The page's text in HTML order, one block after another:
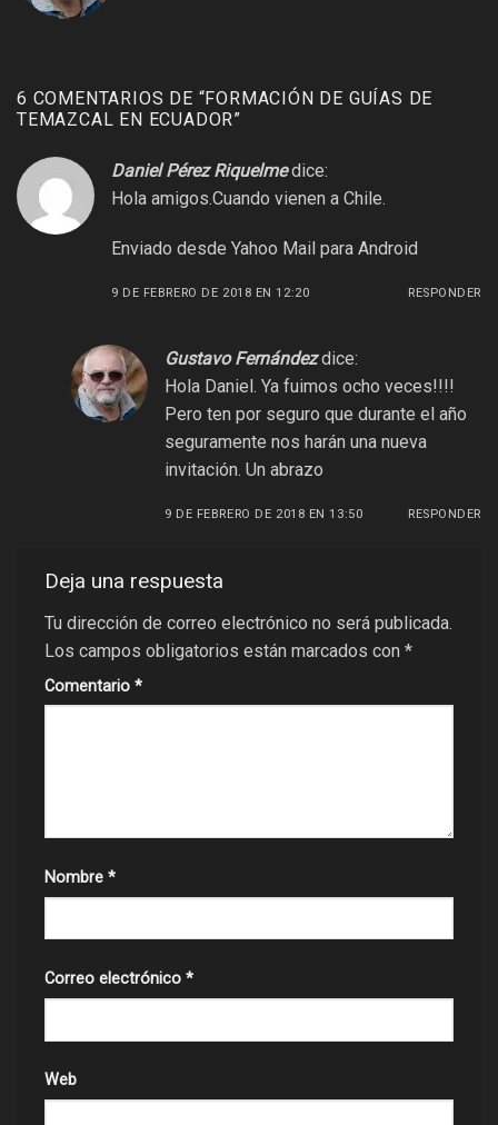
6 COMENTARIOS DE “FORMACIÓN DE GUÍAS DE
TEMAZCAL EN ECUADOR”
Daniel Pérez Riquelme dice:
Hola amigos.Cuando vienen a Chile.
Enviado desde Yahoo Mail para Android
9 DE FEBRERO DE 2018 EN 12:20 RESPONDER
Gustavo Fernández dice:
Hola Daniel. Ya fuimos ocho veces!!!!
Pero ten por seguro que durante el año
seguramente nos harán una nueva
invitación. Un abrazo
9 DE FEBRERO DE 2018 EN 13:50 RESPONDER
Deja una respuesta
Tu dirección de correo electrónico no será publicada.
Los campos obligatorios están marcados con *
Comentario *
Nombre *
Correo electrónico *
Web